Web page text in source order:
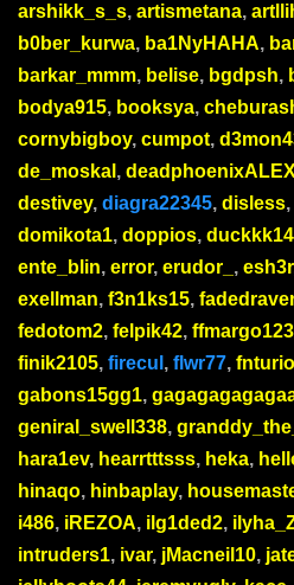
arshikk_s_s, artismetana,
b0ber_kurwa, ba1NyHAHA,
barkar_mmm, belise, bgdpsh,
bodya915, booksya,
cornybigboy, cumpot,
de_moskal , deadphoenixALEX
destivey, diagra22345, disless,
domikota1, doppios, duckkk14
ente_blin, error, erudor_ , esh3r
exellman, f3n1ks15,
fedotom2, felpik42, ffmargo123
finik2105, firecul , flwr77,
gabons15gg1,
geniral_swell338,
hara1ev, hearrtttsss, heka,
hinaqo, hinbaplay,
i486, iREZOA, ilg1ded2,
intruders1, ivar, jMacneil10,